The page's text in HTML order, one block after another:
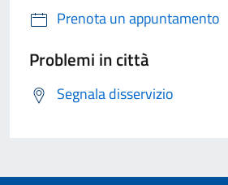
Prenota un appuntamento
Problemi in città
Segnala disservizio